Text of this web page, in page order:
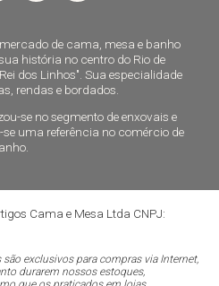
de cama, mesa e banho
história no centro do Rio de
dos Linhos". Sua especialidade
rendas e bordados.
se no segmento de enxovais e
uma referência no comércio de
Cama e Mesa Ltda CNPJ:
exclusivos para compras via Internet,
durarem nossos estoques,